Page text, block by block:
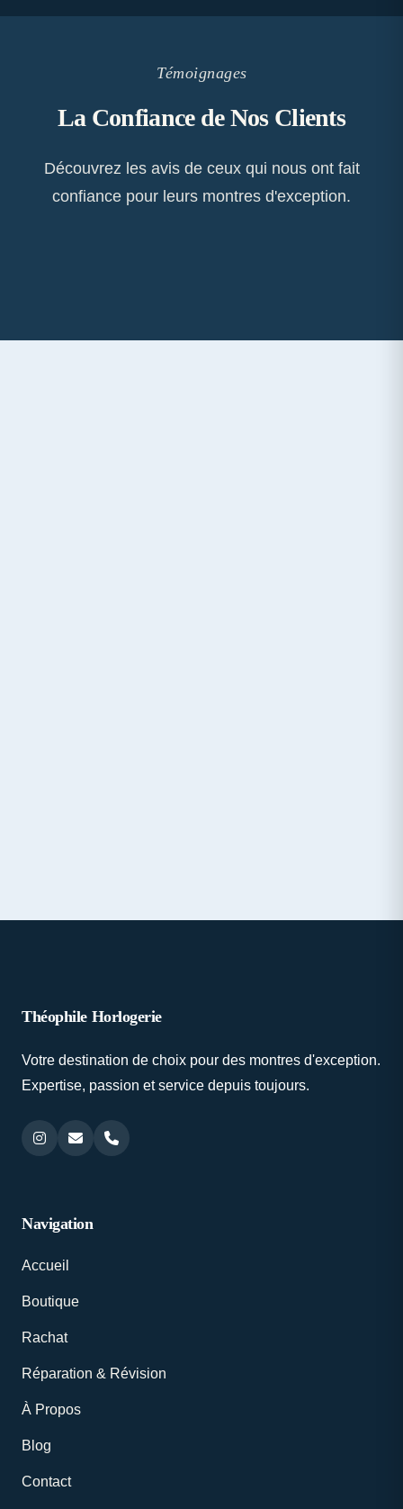
Témoignages
La Confiance de Nos Clients
Découvrez les avis de ceux qui nous ont fait
confiance pour leurs montres d'exception.
Théophile Horlogerie
Votre destination de choix pour des montres d'exception.
Expertise, passion et service depuis toujours.
Navigation
Accueil
Boutique
Rachat
Réparation & Révision
À Propos
Blog
Contact